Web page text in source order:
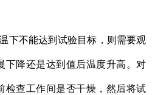
不能达到试验目标，则需要观
下降还是达到值后温度升高。对
检查工作间是否干燥，然后将试